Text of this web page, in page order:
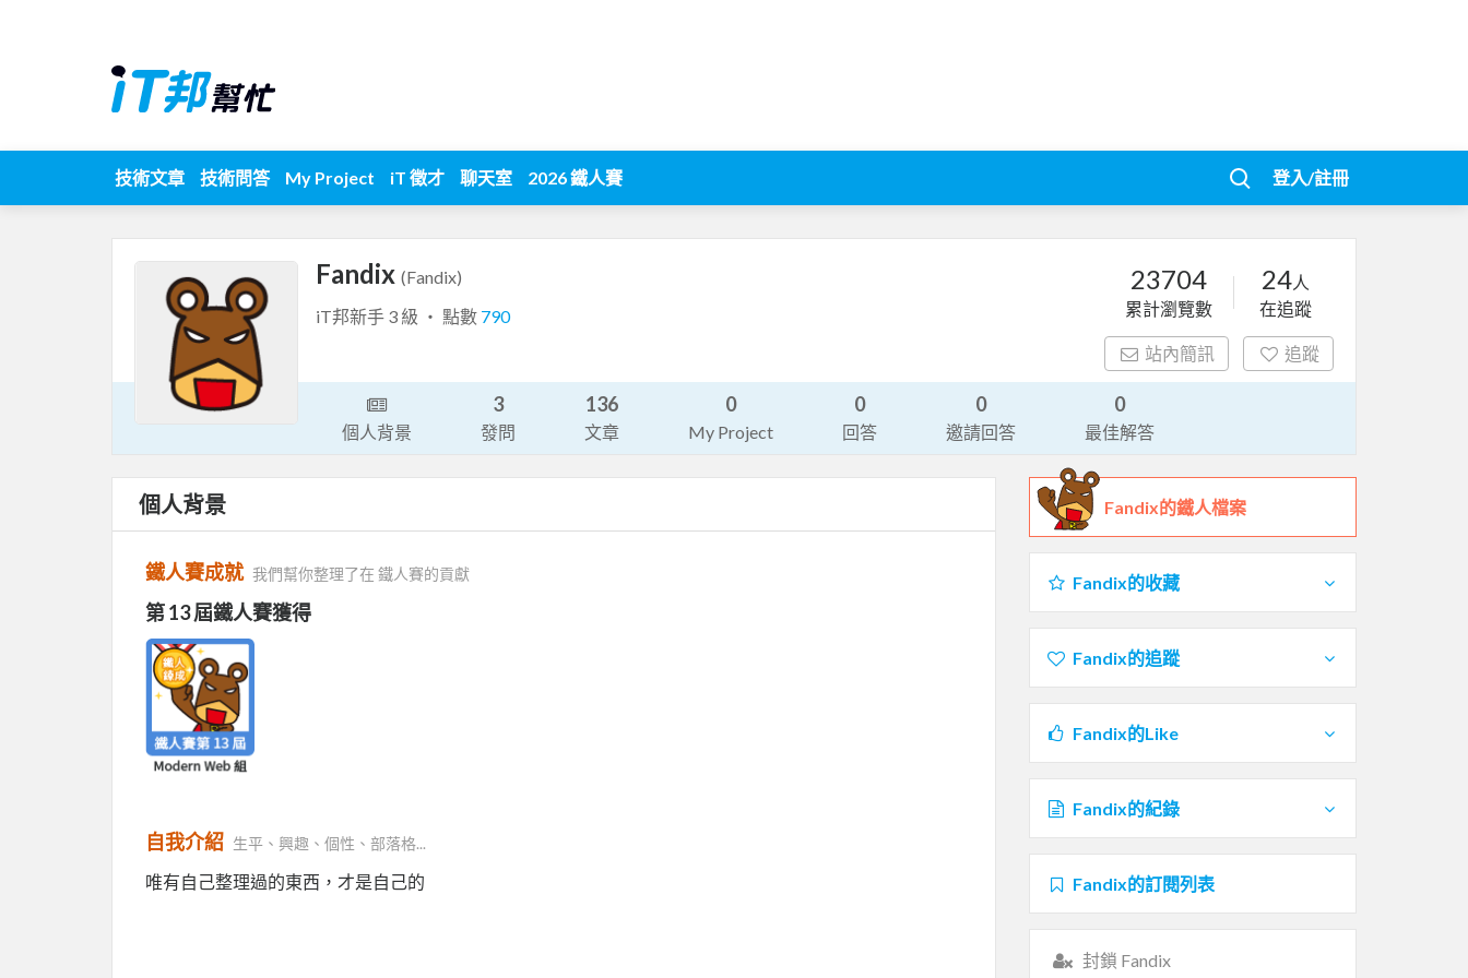
技術文章 技術問答 My Project iT 徵才 聊天室 2026 鐵人賽 登入/註冊
Fandix (Fandix)
iT邦新手 3 級 ‧ 點數 790
23704
累計瀏覽數
24人
在追蹤
站內簡訊 追蹤
個人背景
3
發問
136
文章
0
My Project
0
回答
0
邀請回答
0
最佳解答
個人背景
鐵人賽成就 我們幫你整理了在 鐵人賽的貢獻
第 13 屆鐵人賽獲得
自我介紹 生平、興趣、個性、部落格...
唯有自己整理過的東西，才是自己的
Fandix的鐵人檔案
Fandix的收藏
Fandix的追蹤
Fandix的Like
Fandix的紀錄
Fandix的訂閱列表
封鎖 Fandix